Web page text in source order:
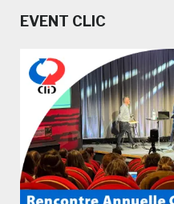
EVENT CLIC